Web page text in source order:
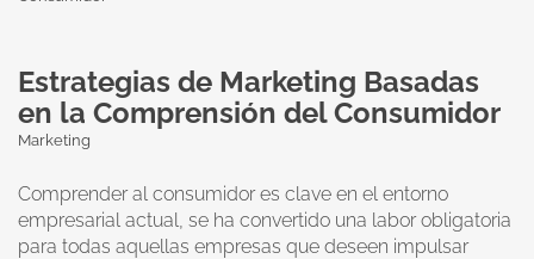
Estrategias de Marketing Basadas
en la Comprensión del Consumidor
Marketing
Comprender al consumidor es clave en el entorno
empresarial actual, se ha convertido una labor obligatoria
para todas aquellas empresas que deseen impulsar